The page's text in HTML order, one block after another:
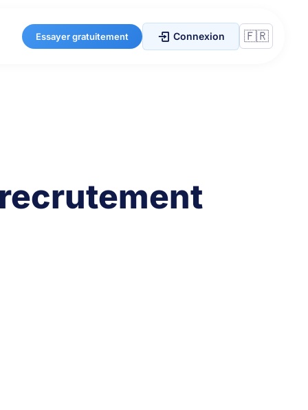
Essayer gratuitement Connexion